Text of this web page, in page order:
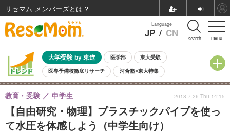
menu
Language
JP / CN search
大学受験 by 東進 医学部 東大受験
医専予備校徹底リサーチ 河合塾×東大特集
親子で考える大学選び 高校受験 中学受験 小学校受験
共通テスト 夏休み
8月開催イベント・WS 全国公立高校 過去問 人気記事
自由研究教材（小学生向け） 自由研究教材（中学生向け）
【自由研究・物理】プラスチックパイプを使っ
て水圧を体感しよう（中学生向け）
教育・受験 中学生 2018.7.26 Thu 14:15
リセマム メンバーズ